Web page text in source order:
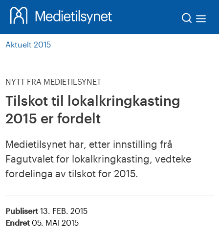
Aktuelt 2015
NYTT FRA MEDIETILSYNET
Tilskot til lokalkringkasting
2015 er fordelt
Medietilsynet har, etter innstilling frå
Fagutvalet for lokalkringkasting, vedteke
fordelinga av tilskot for 2015.
Publisert 13. FEB. 2015
Endret 05. MAI 2015